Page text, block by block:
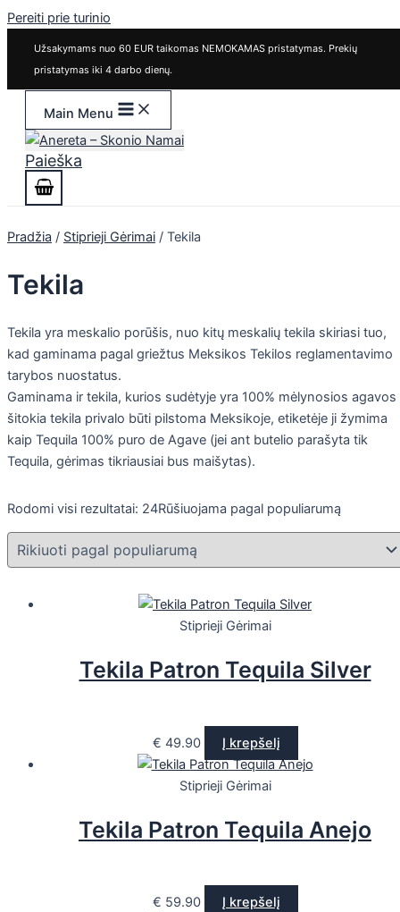
Pereiti prie turinio
Užsakymams nuo 60 EUR taikomas NEMOKAMAS pristatymas. Prekių
pristatymas iki 4 darbo dienų.
Main Menu
Paieška
Pradžia / Stiprieji Gėrimai / Tekila
Tekila
Tekila yra meskalio porūšis, nuo kitų meskalių tekila skiriasi tuo,
kad gaminama pagal griežtus Meksikos Tekilos reglamentavimo
tarybos nuostatus.
Gaminama ir tekila, kurios sudėtyje yra 100% mėlynosios agavos
šitokia tekila privalo būti pilstoma Meksikoje, etiketėje ji žymima
kaip Tequila 100% puro de Agave (jei ant butelio parašyta tik
Tequila, gėrimas tikriausiai bus maišytas).
Rodomi visi rezultatai: 24Rūšiuojama pagal populiarumą
Stiprieji Gėrimai
Tekila Patron Tequila Silver
€ 49.90 Į krepšelį
Stiprieji Gėrimai
Tekila Patron Tequila Anejo
€ 59.90 Į krepšelį